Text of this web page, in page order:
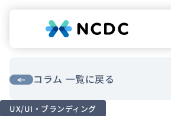
サービス
企業情報
コラム 一覧に戻る
UX/UI・ブランディング